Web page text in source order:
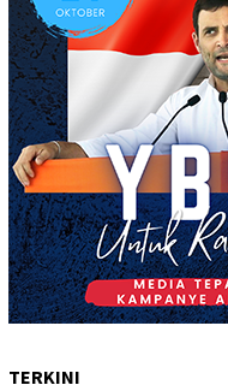
TERKINI